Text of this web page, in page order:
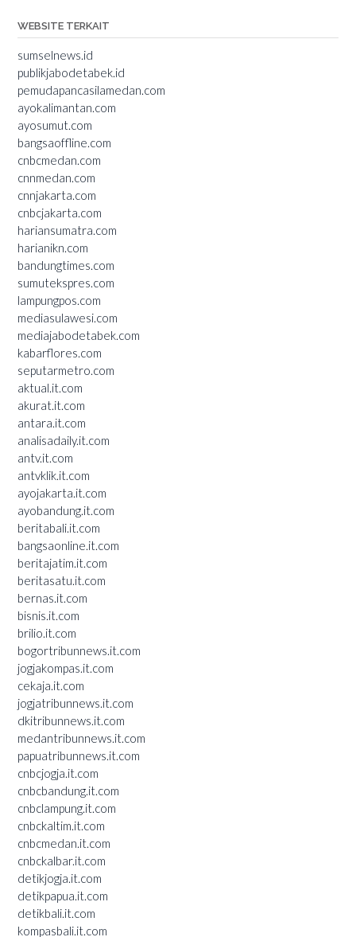
WEBSITE TERKAIT
sumselnews.id
publikjabodetabek.id
pemudapancasilamedan.com
ayokalimantan.com
ayosumut.com
bangsaoffline.com
cnbcmedan.com
cnnmedan.com
cnnjakarta.com
cnbcjakarta.com
hariansumatra.com
harianikn.com
bandungtimes.com
sumutekspres.com
lampungpos.com
mediasulawesi.com
mediajabodetabek.com
kabarflores.com
seputarmetro.com
aktual.it.com
akurat.it.com
antara.it.com
analisadaily.it.com
antv.it.com
antvklik.it.com
ayojakarta.it.com
ayobandung.it.com
beritabali.it.com
bangsaonline.it.com
beritajatim.it.com
beritasatu.it.com
bernas.it.com
bisnis.it.com
brilio.it.com
bogortribunnews.it.com
jogjakompas.it.com
cekaja.it.com
jogjatribunnews.it.com
dkitribunnews.it.com
medantribunnews.it.com
papuatribunnews.it.com
cnbcjogja.it.com
cnbcbandung.it.com
cnbclampung.it.com
cnbckaltim.it.com
cnbcmedan.it.com
cnbckalbar.it.com
detikjogja.it.com
detikpapua.it.com
detikbali.it.com
kompasbali.it.com